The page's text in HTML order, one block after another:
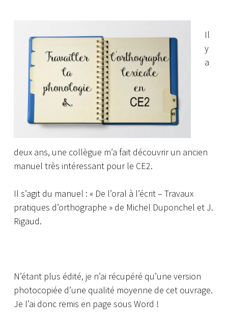
Il
y
a
deux ans, une collègue m’a fait découvrir un ancien
manuel très intéressant pour le CE2.
Il s’agit du manuel : « De l’oral à l’écrit – Travaux
pratiques d’orthographe » de Michel Duponchel et J.
Rigaud.
N’étant plus édité, je n’ai récupéré qu’une version
photocopiée d’une qualité moyenne de cet ouvrage.
Je l’ai donc remis en page sous Word !